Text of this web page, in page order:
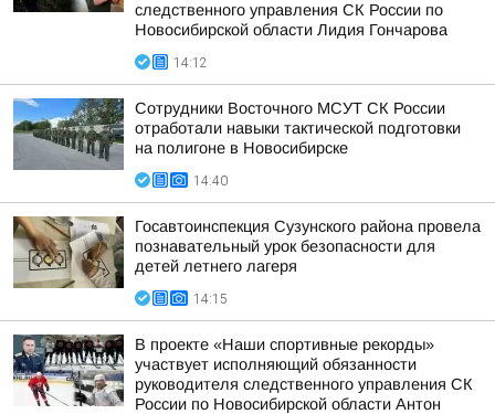
следственного управления СК России по
Новосибирской области Лидия Гончарова
14:12
Сотрудники Восточного МСУТ СК России
отработали навыки тактической подготовки
на полигоне в Новосибирске
14:40
Госавтоинспекция Сузунского района провела
познавательный урок безопасности для
детей летнего лагеря
14:15
В проекте «Наши спортивные рекорды»
участвует исполняющий обязанности
руководителя следственного управления СК
России по Новосибирской области Антон